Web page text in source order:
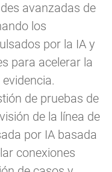
avanzadas de
los
por la IA y
para acelerar la
de pruebas de
de la línea de
por IA basada
conexiones